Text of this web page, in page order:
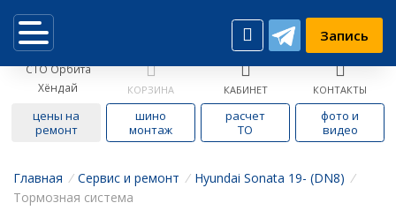
Запись
СТО Орбита
Хёндай
КОРЗИНА КАБИНЕТ КОНТАКТЫ
цены на
ремонт
шино
монтаж
расчет
ТО
фото и
видео
Главная / Cервис и ремонт / Hyundai Sonata 19- (DN8) /
Тормозная система